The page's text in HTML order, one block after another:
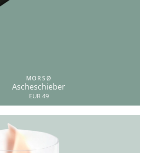
MORSØ
Ascheschieber
EUR 49